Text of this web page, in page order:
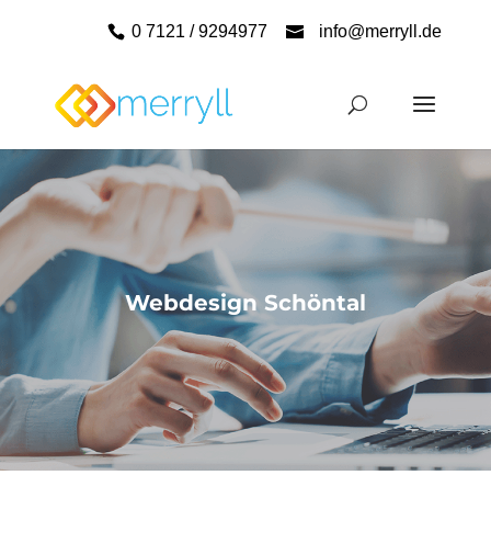
0 7121 / 9294977 info@merryll.de
Webdesign Schöntal